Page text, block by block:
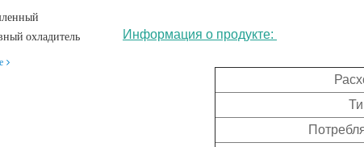
охладитель
4000
Информация о продукте: